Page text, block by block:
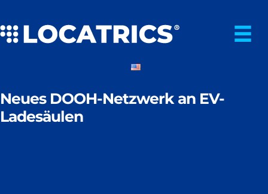
springen
Neues DOOH-Netzwerk an EV-
Ladesäulen